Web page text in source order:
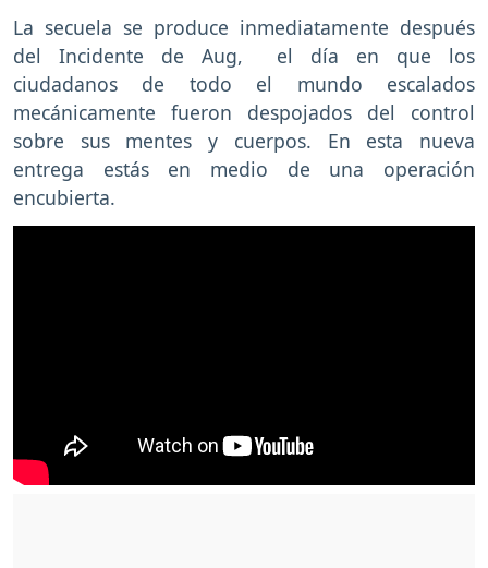
La secuela se produce inmediatamente después
del Incidente de Aug, el día en que los
ciudadanos de todo el mundo escalados
mecánicamente fueron despojados del control
sobre sus mentes y cuerpos. En esta nueva
entrega estás en medio de una operación
encubierta.